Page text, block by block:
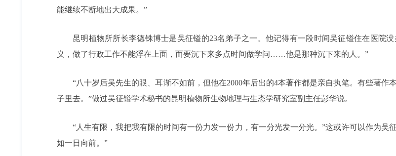
能继续不断地出大成果。”
昆明植物所所长李德铢博士是吴征镒的23名弟子之一。他记得有一段时间吴征镒住在医院
义，做了行政工作不能浮在上面，而要沉下来多点时间做学问……他是那种沉下来的人。”
“八十岁后吴先生的眼、耳渐不如前，但他在2000年后出的4本著作都是亲自执笔。有些著
子里去。”做过吴征镒学术秘书的昆明植物所生物地理与生态学研究室副主任彭华说。
“人生有限，我把我有限的时间有一份力发一份力，有一分光发一分光。”这或许可以作为吴
如一日向前。”